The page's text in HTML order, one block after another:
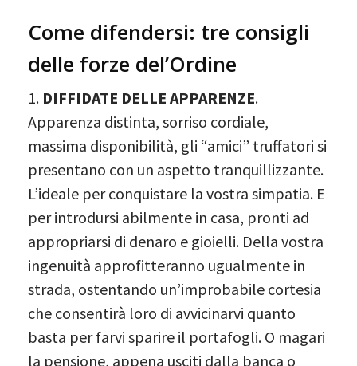
Come difendersi: tre consigli
delle forze del’Ordine
1. DIFFIDATE DELLE APPARENZE.
Apparenza distinta, sorriso cordiale,
massima disponibilità, gli “amici” truffatori si
presentano con un aspetto tranquillizzante.
L’ideale per conquistare la vostra simpatia. E
per introdursi abilmente in casa, pronti ad
appropriarsi di denaro e gioielli. Della vostra
ingenuità approfitteranno ugualmente in
strada, ostentando un’improbabile cortesia
che consentirà loro di avvicinarvi quanto
basta per farvi sparire il portafogli. O magari
la pensione, appena usciti dalla banca o